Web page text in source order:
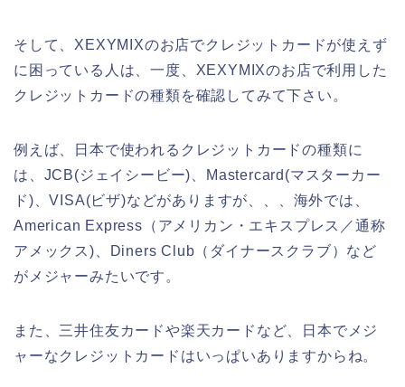
そして、XEXYMIXのお店でクレジットカードが使えず
に困っている人は、一度、XEXYMIXのお店で利用した
クレジットカードの種類を確認してみて下さい。
例えば、日本で使われるクレジットカードの種類に
は、JCB(ジェイシービー)、Mastercard(マスターカー
ド)、VISA(ビザ)などがありますが、、、海外では、
American Express（アメリカン・エキスプレス／通称
アメックス)、Diners Club（ダイナースクラブ）など
がメジャーみたいです。
また、三井住友カードや楽天カードなど、日本でメジ
ャーなクレジットカードはいっぱいありますからね。